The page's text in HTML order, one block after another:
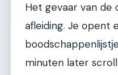
Het gevaar van de
afleiding. Je opent
minuten later